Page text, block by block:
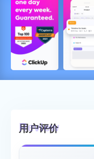
用户评价